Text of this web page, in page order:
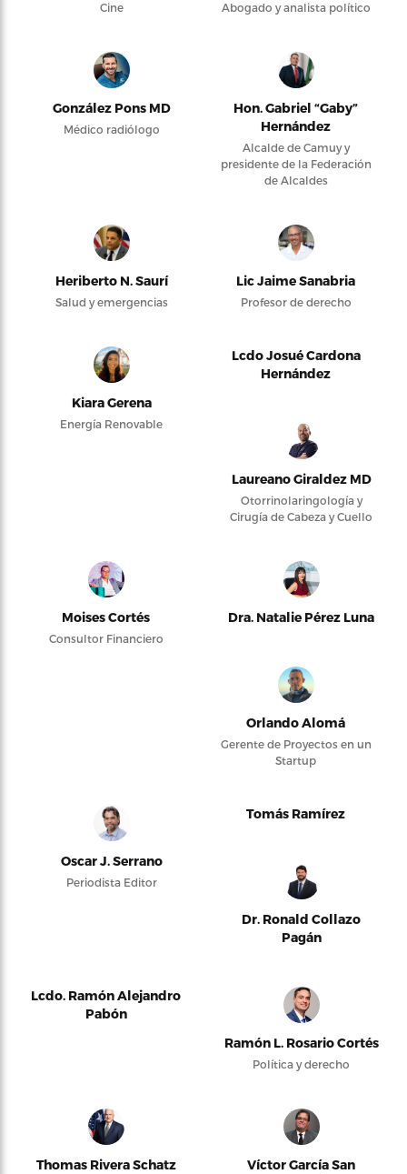
Cine Abogado y analista político
González Pons MD
Médico radiólogo
Hon. Gabriel “Gaby”
Hernández
Alcalde de Camuy y
presidente de la Federación
de Alcaldes
Heriberto N. Saurí
Salud y emergencias
Lic Jaime Sanabria
Profesor de derecho
Kiara Gerena
Energía Renovable
Lcdo Josué Cardona
Hernández
Laureano Giraldez MD
Otorrinolaringología y
Cirugía de Cabeza y Cuello
Moises Cortés
Consultor Financiero
Dra. Natalie Pérez Luna
Orlando Alomá
Gerente de Proyectos en un
Startup
Oscar J. Serrano
Periodista Editor
Tomás Ramírez
Dr. Ronald Collazo
Pagán
Lcdo. Ramón Alejandro
Pabón
Ramón L. Rosario Cortés
Política y derecho
Thomas Rivera Schatz
Víctor García San